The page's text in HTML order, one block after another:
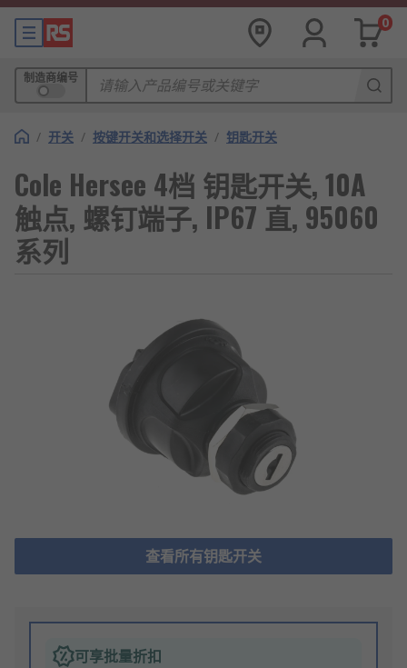
0
制造商编号
/ 开关 / 按键开关和选择开关 / 钥匙开关
Cole Hersee 4档 钥匙开关, 10A
触点, 螺钉端子, IP67 直, 95060
系列
查看所有钥匙开关
可享批量折扣